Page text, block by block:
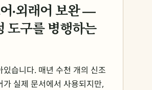
·외래어 보완 —
도구를 병행하는
있습니다. 매년 수천 개의 신조
가 실제 문서에서 사용되지만,